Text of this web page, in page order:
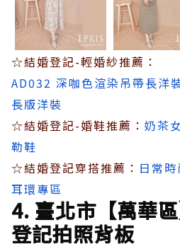
☆結婚登記-輕婚紗推薦：
AD032 深咖色渲染吊帶長洋
長版洋裝
☆結婚登記-婚鞋推薦： 奶茶
勒鞋
☆結婚登記穿搭推薦： 日常
耳環專區
4. 臺北市【萬華
登記拍照背板